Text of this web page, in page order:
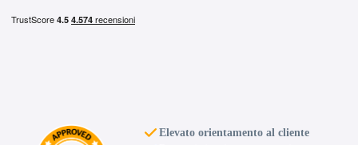
Elevato orientamento al cliente